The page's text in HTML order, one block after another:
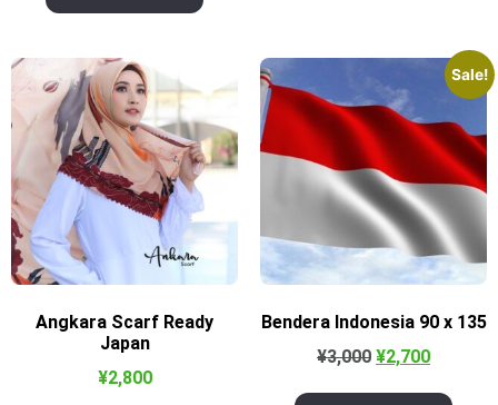
Angkara Scarf Ready
Japan
¥2,800
Sale!
Bendera Indonesia 90 x 135
¥3,000 ¥2,700